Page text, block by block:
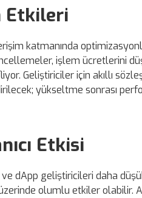
Etkileri
katmanında
işlem ücretlerini
Geliştiriciler için akıllı
yükseltme sonrası
Etkisi
dApp geliştiricileri daha
olumlu etkiler olabilir.